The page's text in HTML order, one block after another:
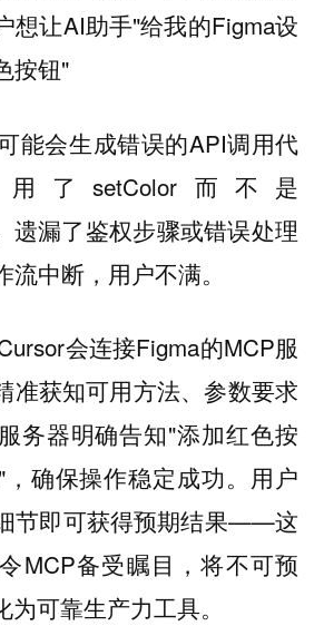
想让AI助手"给我的Figma设
按钮"
能会生成错误的API调用代
了setColor而不是
遗漏了鉴权步骤或错误处理
流中断，用户不满。
会连接Figma的MCP服
准获知可用方法、参数要求
务器明确告知"添加红色按
确保操作稳定成功。用户
节即可获得预期结果——这
MCP备受瞩目，将不可预
可靠生产力工具。